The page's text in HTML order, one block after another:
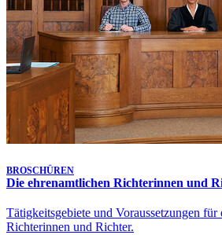
Gütetermin
Klagen in bürgerlichen
10. Aug. 2026, 09:20 Uhr
Gütetermin
Klagen in bürgerlichen
10. Aug. 2026, 09:30 Uhr
Gütetermin
Klagen in bürgerlichen
Letzte Aktualisierung:
7. Aug. 2026, 17:25 Uhr
BROSCHÜREN
Die ehrenamtlichen Richterinnen und
Tätigkeitsgebiete und Voraussetzungen für
Richterinnen und Richter.